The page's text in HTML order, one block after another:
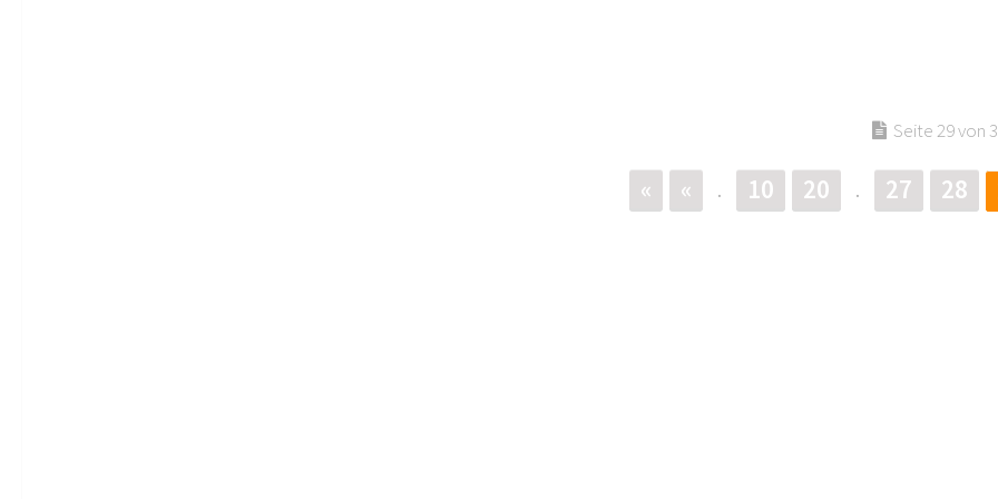
Seite 29 von
« « . 10 20 . 27 28